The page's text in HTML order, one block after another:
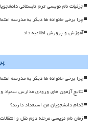
جزئیات نام نویسی ترم تابستانی
چرا برخی خانواده ها دیگر به مدرسه
آموزش و پرورش اطلاعیه داد
چرا برخی خانواده ها دیگر به مدرسه
نتایج آزمون های ورودی مدارس سمپاد
کدام دانشجویان من استعداد دارند؟
زمان نام نویسی مرحله دوم نقل و